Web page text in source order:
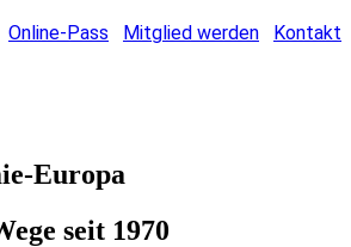
Online-Pass Mitglied werden Kontakt
Europa
seit 1970